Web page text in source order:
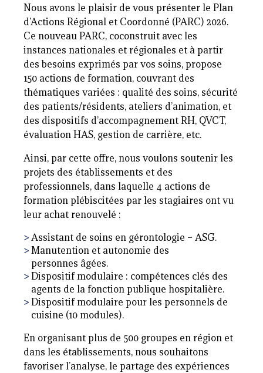
Nous avons le plaisir de vous présenter le Plan
d’Actions Régional et Coordonné (PARC) 2026.
Ce nouveau PARC, coconstruit avec les
instances nationales et régionales et à partir
des besoins exprimés par vos soins, propose
150 actions de formation, couvrant des
thématiques variées : qualité des soins, sécurité
des patients/résidents, ateliers d’animation, et
des dispositifs d’accompagnement RH, QVCT,
évaluation HAS, gestion de carrière, etc.
Ainsi, par cette offre, nous voulons soutenir les
projets des établissements et des
professionnels, dans laquelle 4 actions de
formation plébiscitées par les stagiaires ont vu
leur achat renouvelé :
Assistant de soins en gérontologie – ASG.
Manutention et autonomie des
personnes âgées.
Dispositif modulaire : compétences clés des
agents de la fonction publique hospitalière.
Dispositif modulaire pour les personnels de
cuisine (10 modules).
En organisant plus de 500 groupes en région et
dans les établissements, nous souhaitons
favoriser l’analyse, le partage des expériences